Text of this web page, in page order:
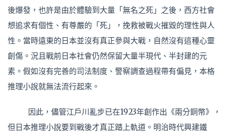
後爆發，也許是由於體驗到大量「無名之死」之後，西方社會
想追求有個性、有尊嚴的「死」，挽救被戰火摧毀的理性與人
性。當時遠東的日本並沒有真正參與大戰，自然沒有這種心靈
創傷。況且戰前日本社會仍然保留大量半現代、半封建的元
素。假如沒有完善的司法制度、警察調查過程帶有偏見，本格
推理小說就無法流行起來。
因此，儘管江戶川亂步已在1923年創作出《兩分銅幣》，
但日本推理小說要到戰後才真正踏上軌道。明治時代興建鐵